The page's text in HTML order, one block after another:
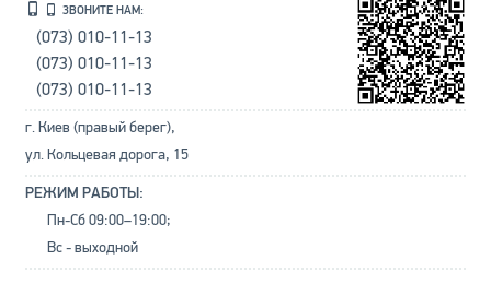
ЗВОНИТЕ НАМ:
(073) 010-11-13
(073) 010-11-13
(073) 010-11-13
г. Киев (правый берег),
ул. Кольцевая дорога, 15
РЕЖИМ РАБОТЫ:
Пн-Сб 09:00–19:00;
Вс - выходной